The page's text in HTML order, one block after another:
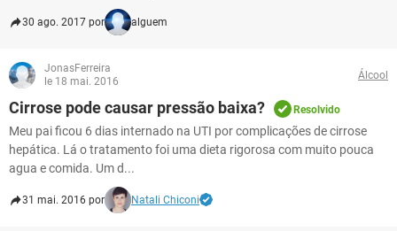
30 ago. 2017 por alguem
JonasFerreira
le 18 mai. 2016
Álcool
Cirrose pode causar pressão baixa? Resolvido
Meu pai ficou 6 dias internado na UTI por complicações de cirrose
hepática. Lá o tratamento foi uma dieta rigorosa com muito pouca
agua e comida. Um d...
31 mai. 2016 por Natali Chiconi